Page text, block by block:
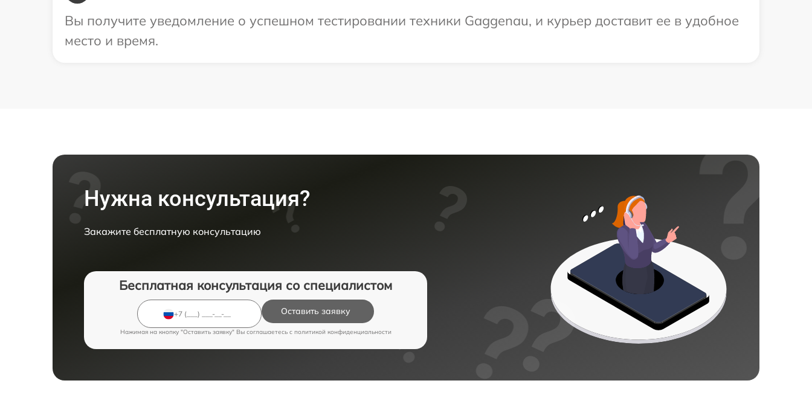
Вы получите уведомление о успешном тестировании техники Gaggenau, и курьер доставит ее в удобное
место и время.
Нужна консультация?
Закажите бесплатную консультацию
Бесплатная консультация со специалистом
Оставить заявку
Нажимая на кнопку "Оставить заявку" Вы соглашаетесь c политикой конфиденциальности